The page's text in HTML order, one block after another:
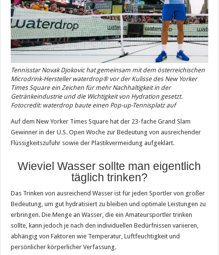
Tennisstar Novak Djokovic hat gemeinsam mit dem österreichischen
Microdrink-Hersteller waterdrop® vor der Kulisse des New Yorker
Times Square ein Zeichen für mehr Nachhaltigkeit in der
Getränkeindustrie und die Wichtigkeit von Hydration gesetzt.
Fotocredit: waterdrop baute einen Pop-up-Tennisplatz auf
Auf dem New Yorker Times Square hat der 23-fache Grand Slam
Gewinner in der U.S. Open Woche zur Bedeutung von ausreichender
Flüssigkeitszufuhr sowie der Plastikvermeidung aufgeklärt.
Wieviel Wasser sollte man eigentlich
täglich trinken?
Das Trinken von ausreichend Wasser ist für jeden Sportler von großer
Bedeutung, um gut hydratisiert zu bleiben und optimale Leistungen zu
erbringen. Die Menge an Wasser, die ein Amateursportler trinken
sollte, kann jedoch je nach den individuellen Bedürfnissen variieren,
abhängig von Faktoren wie Temperatur, Luftfeuchtigkeit und
persönlicher körperlicher Verfassung.